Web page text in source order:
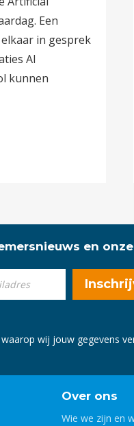
Een
in gesprek
AI
kunnen
en
wij jouw gegevens
Over ons
Wie we zijn en